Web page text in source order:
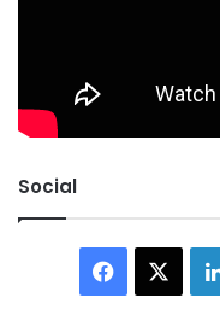
Social
Facebook